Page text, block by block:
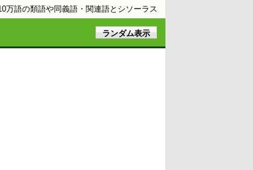
万語の類語や同義語・関連語とシソーラス